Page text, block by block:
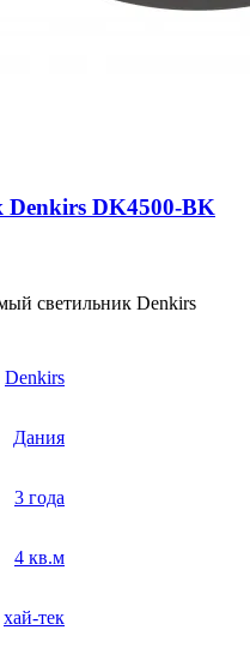
Denkirs DK4500-BK
светильник Denkirs
Denkirs
Дания
3 года
4 кв.м
хай-тек